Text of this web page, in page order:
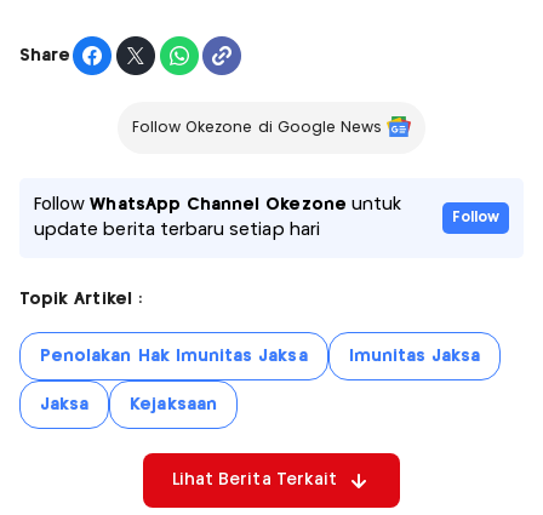
Share
Follow Okezone di Google News
FollowWhatsApp Channel Okezone untuk
update berita terbaru setiap hari
Follow
Topik Artikel :
Penolakan Hak Imunitas Jaksa Imunitas Jaksa
Jaksa Kejaksaan
Lihat Berita Terkait